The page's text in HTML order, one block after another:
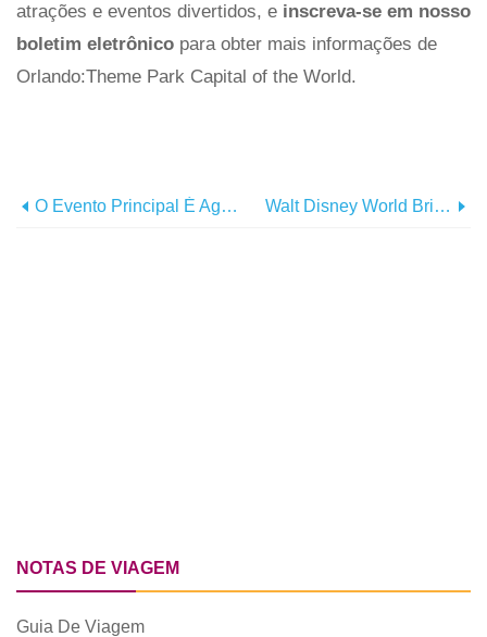
atrações e eventos divertidos, e inscreva-se em nosso
boletim eletrônico para obter mais informações de
Orlando:Theme Park Capital of the World.
O Evento Principal É Agora Em Orlando Walt Disney World Brilha Com Novo Entretenimento De Férias
NOTAS DE VIAGEM
Guia De Viagem